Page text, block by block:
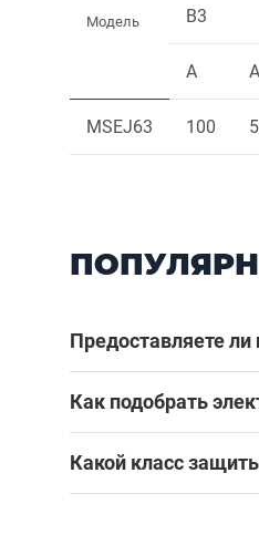
Модель
B3
A
MSEJ63 100
Предоставляете
Как подобрать
Какой класс